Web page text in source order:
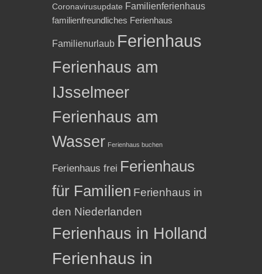
Coronavirusupdate Familienferienhaus
familienfreundliches Ferienhaus
Familienurlaub Ferienhaus
Ferienhaus am
IJsselmeer
Ferienhaus am
Wasser Ferienhaus buchen
Ferienhaus frei Ferienhaus
für Familien Ferienhaus in
den Niederlanden
Ferienhaus in Holland
Ferienhaus in